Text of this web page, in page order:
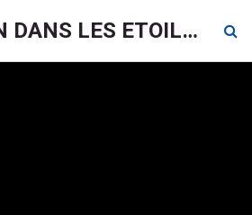
LE CRAYON DANS LES ETOILES